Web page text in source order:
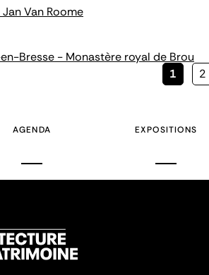
Van Roome
Bresse - Monastère royal de Brou
Page
1 2
AGENDA EXPOSITIONS